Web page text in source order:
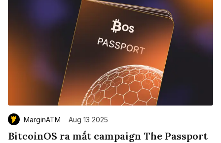
MarginATM Aug 13 2025
BitcoinOS ra mắt campaign The Passport